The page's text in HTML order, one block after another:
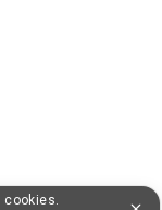
cookies.